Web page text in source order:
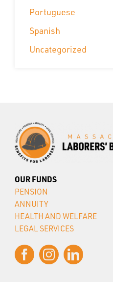
Portuguese
Spanish
Uncategorized
OUR FUNDS
PENSION
ANNUITY
HEALTH AND WELFARE
LEGAL SERVICES